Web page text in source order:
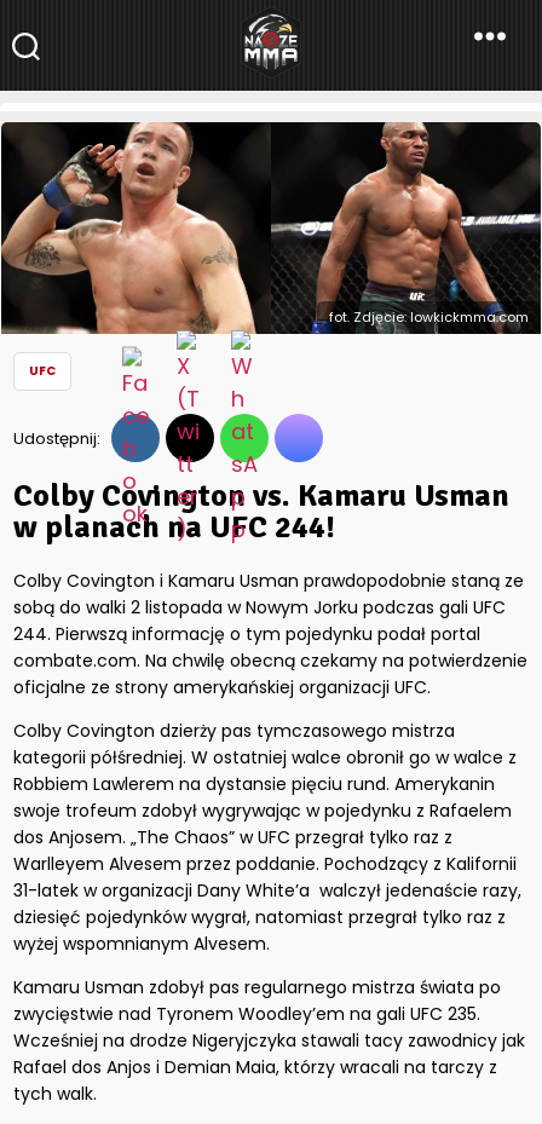
NaszeMMA
NaszeMMA.pl»Aktualności»Świat»UFC»Colby Covington vs.
Kamaru Usman w planach na UFC 244!
fot. Zdjęcie: lowkickmma.com
UFC
Udostępnij:
Colby Covington vs. Kamaru Usman
w planach na UFC 244!
Colby Covington i Kamaru Usman prawdopodobnie staną ze
sobą do walki 2 listopada w Nowym Jorku podczas gali UFC
244. Pierwszą informację o tym pojedynku podał portal
combate.com. Na chwilę obecną czekamy na potwierdzenie
oficjalne ze strony amerykańskiej organizacji UFC.
Colby Covington dzierży pas tymczasowego mistrza
kategorii półśredniej. W ostatniej walce obronił go w walce z
Robbiem Lawlerem na dystansie pięciu rund. Amerykanin
swoje trofeum zdobył wygrywając w pojedynku z Rafaelem
dos Anjosem. „The Chaos” w UFC przegrał tylko raz z
Warlleyem Alvesem przez poddanie. Pochodzący z Kalifornii
31-latek w organizacji Dany White’a walczył jedenaście razy,
dziesięć pojedynków wygrał, natomiast przegrał tylko raz z
wyżej wspomnianym Alvesem.
Kamaru Usman zdobył pas regularnego mistrza świata po
zwycięstwie nad Tyronem Woodley’em na gali UFC 235.
Wcześniej na drodze Nigeryjczyka stawali tacy zawodnicy jak
Rafael dos Anjos i Demian Maia, którzy wracali na tarczy z
tych walk.